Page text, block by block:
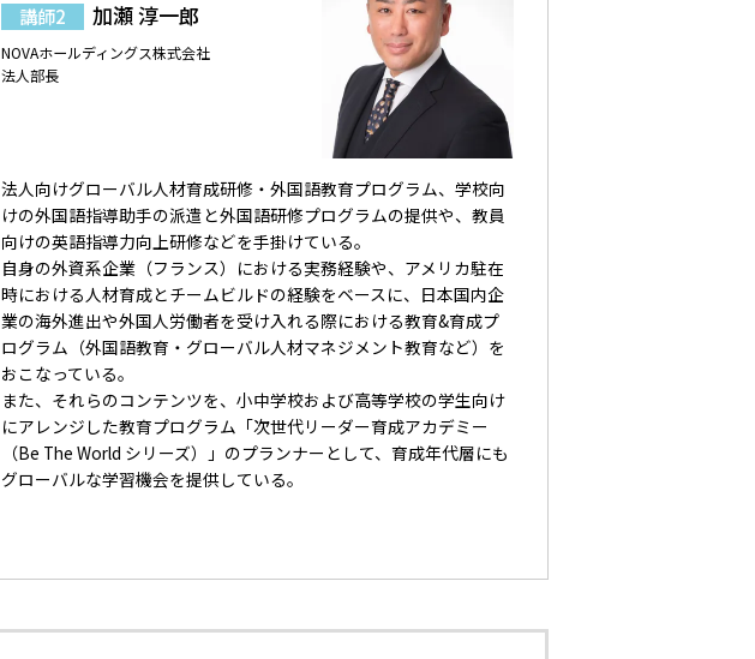
講師2 加瀬 淳一郎
NOVAホールディングス株式会社
法人部長
法人向けグローバル人材育成研修・外国語教育プログラム、学校向
けの外国語指導助手の派遣と外国語研修プログラムの提供や、教員
向けの英語指導力向上研修などを手掛けている。
自身の外資系企業（フランス）における実務経験や、アメリカ駐在
時における人材育成とチームビルドの経験をベースに、日本国内企
業の海外進出や外国人労働者を受け入れる際における教育&育成プ
ログラム（外国語教育・グローバル人材マネジメント教育など）を
おこなっている。
また、それらのコンテンツを、小中学校および高等学校の学生向け
にアレンジした教育プログラム「次世代リーダー育成アカデミー
（Be The World シリーズ）」のプランナーとして、育成年代層にも
グローバルな学習機会を提供している。